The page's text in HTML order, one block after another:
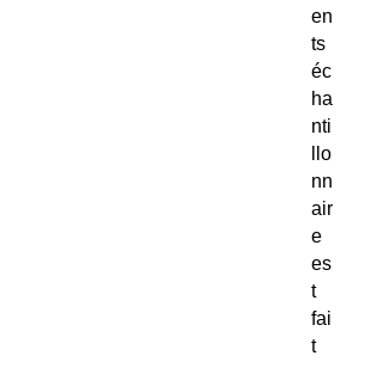
en
ts
éc
ha
nti
llo
nn
air
e
es
t
fai
t